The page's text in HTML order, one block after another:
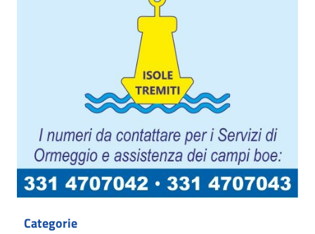
Categorie